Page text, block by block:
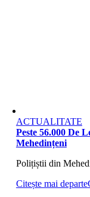
ACTUALITATE
Peste 56.000 De
Mehedințeni
Polițiștii din
Citește mai departe